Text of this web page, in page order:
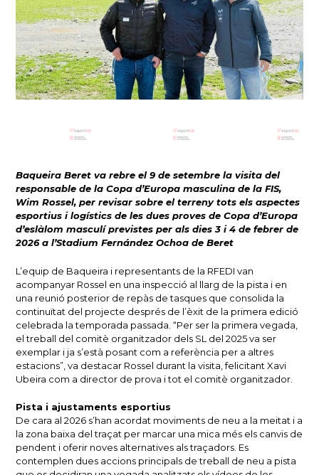
Baqueira Beret va rebre el 9 de setembre la visita del
responsable de la Copa d’Europa masculina de la FIS,
Wim Rossel, per revisar sobre el terreny tots els aspectes
esportius i logístics de les dues proves de Copa d’Europa
d’eslàlom masculí previstes per als dies 3 i 4 de febrer de
2026 a l’Stadium Fernández Ochoa de Beret
L’equip de Baqueira i representants de la RFEDI van
acompanyar Rossel en una inspecció al llarg de la pista i en
una reunió posterior de repàs de tasques que consolida la
continuïtat del projecte després de l’èxit de la primera edició
celebrada la temporada passada. “Per ser la primera vegada,
el treball del comitè organitzador dels SL del 2025 va ser
exemplar i ja s’està posant com a referència per a altres
estacions”, va destacar Rossel durant la visita, felicitant Xavi
Ubeira com a director de prova i tot el comitè organitzador.
Pista i ajustaments esportius
De cara al 2026 s’han acordat moviments de neu a la meitat i a
la zona baixa del traçat per marcar una mica més els canvis de
pendent i oferir noves alternatives als traçadors. Es
contemplen dues accions principals de treball de neu a pista